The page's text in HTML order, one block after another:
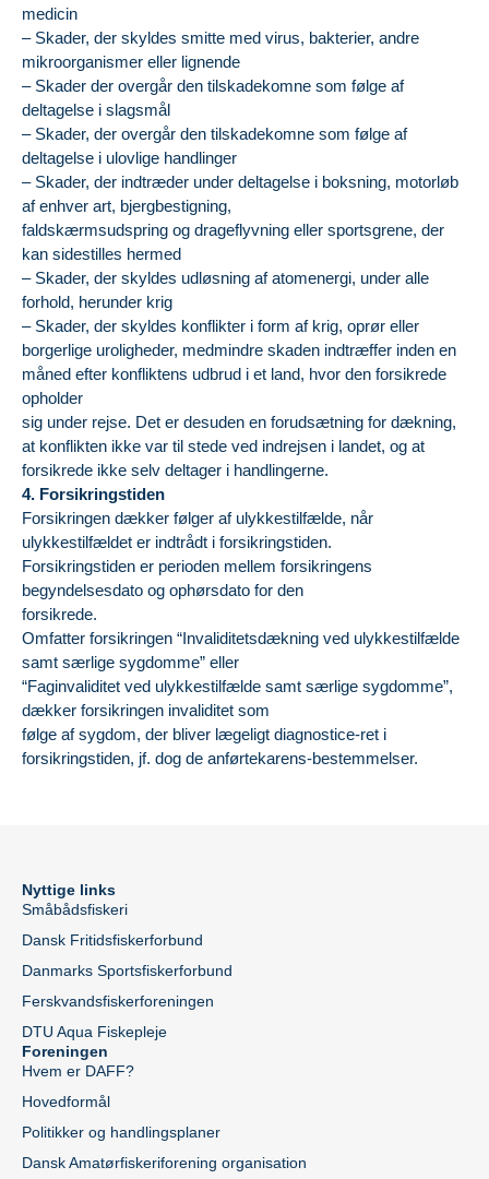
medicin
– Skader, der skyldes smitte med virus, bakterier, andre
mikroorganismer eller lignende
– Skader der overgår den tilskadekomne som følge af
deltagelse i slagsmål
– Skader, der overgår den tilskadekomne som følge af
deltagelse i ulovlige handlinger
– Skader, der indtræder under deltagelse i boksning, motorløb
af enhver art, bjergbestigning,
faldskærmsudspring og drageflyvning eller sportsgrene, der
kan sidestilles hermed
– Skader, der skyldes udløsning af atomenergi, under alle
forhold, herunder krig
– Skader, der skyldes konflikter i form af krig, oprør eller
borgerlige uroligheder, medmindre skaden indtræffer inden en
måned efter konfliktens udbrud i et land, hvor den forsikrede
opholder
sig under rejse. Det er desuden en forudsætning for dækning,
at konflikten ikke var til stede ved indrejsen i landet, og at
forsikrede ikke selv deltager i handlingerne.
4. Forsikringstiden
Forsikringen dækker følger af ulykkestilfælde, når
ulykkestilfældet er indtrådt i forsikringstiden.
Forsikringstiden er perioden mellem forsikringens
begyndelsesdato og ophørsdato for den
forsikrede.
Omfatter forsikringen “Invaliditetsdækning ved ulykkestilfælde
samt særlige sygdomme” eller
“Faginvaliditet ved ulykkestilfælde samt særlige sygdomme”,
dækker forsikringen invaliditet som
følge af sygdom, der bliver lægeligt diagnostice-ret i
forsikringstiden, jf. dog de anførtekarens-bestemmelser.
Nyttige links
Småbådsfiskeri
Dansk Fritidsfiskerforbund
Danmarks Sportsfiskerforbund
Ferskvandsfiskerforeningen
DTU Aqua Fiskepleje
Foreningen
Hvem er DAFF?
Hovedformål
Politikker og handlingsplaner
Dansk Amatørfiskeriforening organisation